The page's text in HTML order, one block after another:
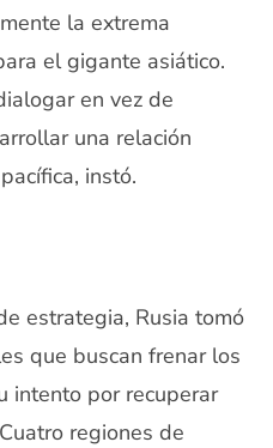
la extrema
el gigante asiático.
en vez de
una relación
instó.
estrategia, Rusia tomó
que buscan frenar los
intento por recuperar
regiones de